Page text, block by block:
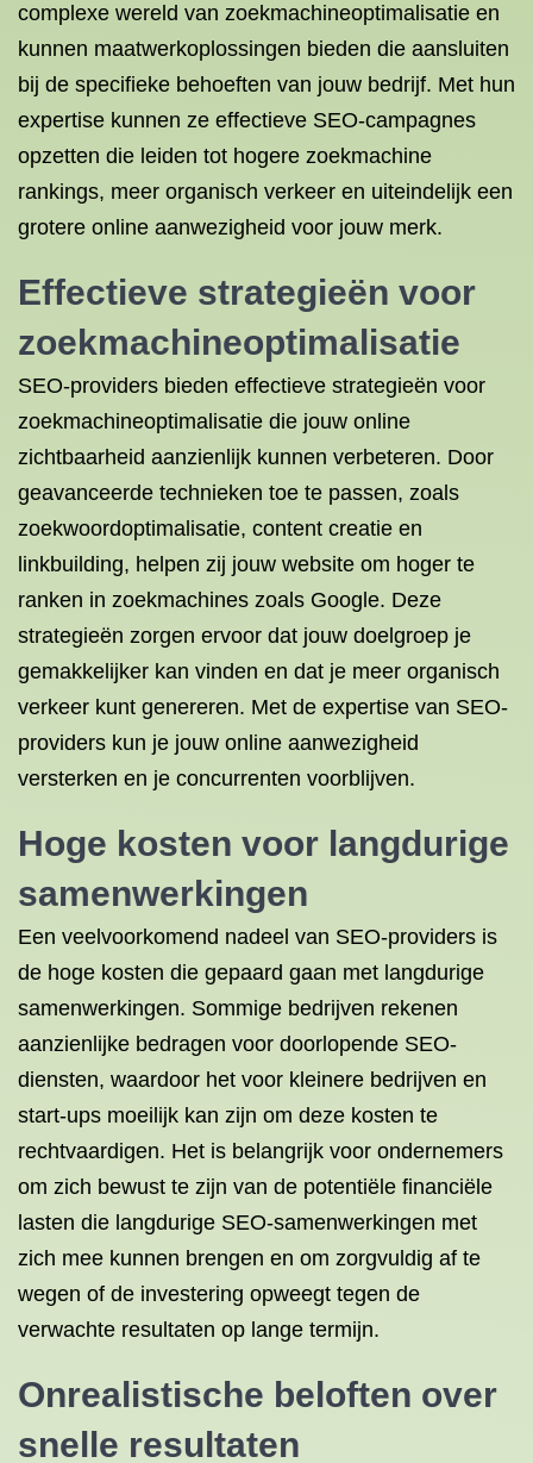
complexe wereld van zoekmachineoptimalisatie en
kunnen maatwerkoplossingen bieden die aansluiten
bij de specifieke behoeften van jouw bedrijf. Met hun
expertise kunnen ze effectieve SEO-campagnes
opzetten die leiden tot hogere zoekmachine
rankings, meer organisch verkeer en uiteindelijk een
grotere online aanwezigheid voor jouw merk.
Effectieve strategieën voor
zoekmachineoptimalisatie
SEO-providers bieden effectieve strategieën voor
zoekmachineoptimalisatie die jouw online
zichtbaarheid aanzienlijk kunnen verbeteren. Door
geavanceerde technieken toe te passen, zoals
zoekwoordoptimalisatie, content creatie en
linkbuilding, helpen zij jouw website om hoger te
ranken in zoekmachines zoals Google. Deze
strategieën zorgen ervoor dat jouw doelgroep je
gemakkelijker kan vinden en dat je meer organisch
verkeer kunt genereren. Met de expertise van SEO-
providers kun je jouw online aanwezigheid
versterken en je concurrenten voorblijven.
Hoge kosten voor langdurige
samenwerkingen
Een veelvoorkomend nadeel van SEO-providers is
de hoge kosten die gepaard gaan met langdurige
samenwerkingen. Sommige bedrijven rekenen
aanzienlijke bedragen voor doorlopende SEO-
diensten, waardoor het voor kleinere bedrijven en
start-ups moeilijk kan zijn om deze kosten te
rechtvaardigen. Het is belangrijk voor ondernemers
om zich bewust te zijn van de potentiële financiële
lasten die langdurige SEO-samenwerkingen met
zich mee kunnen brengen en om zorgvuldig af te
wegen of de investering opweegt tegen de
verwachte resultaten op lange termijn.
Onrealistische beloften over
snelle resultaten